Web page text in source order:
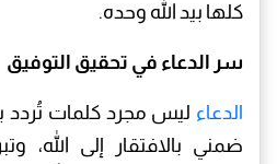
كلها بيد الله وحده.
سر الدعاء في تحقيق التوفيق
الدعاء ليس مجرد كلمات تُردد
ضمني بالافتقار إلى الله،